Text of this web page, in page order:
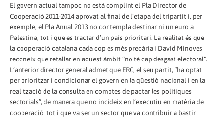
El govern actual tampoc no està complint el Pla Director de
Cooperació 2011-2014 aprovat al final de l’etapa del tripartit i, per
exemple, el Pla Anual 2013 no contempla destinar ni un euro a
Palestina, tot i que es tractar d’un país prioritari. La realitat és que
la cooperació catalana cada cop és més precària i David Minoves
reconeix que retallar en aquest àmbit “no té cap desgast electoral”.
L’anterior director general admet que ERC, el seu partit, “ha optat
per prioritzar i condicionar el govern en la qüestió nacional i en la
realització de la consulta en comptes de pactar les polítiques
sectorials”, de manera que no incideix en l’executiu en matèria de
cooperació, tot i que va ser un sector que va contribuir a bastir